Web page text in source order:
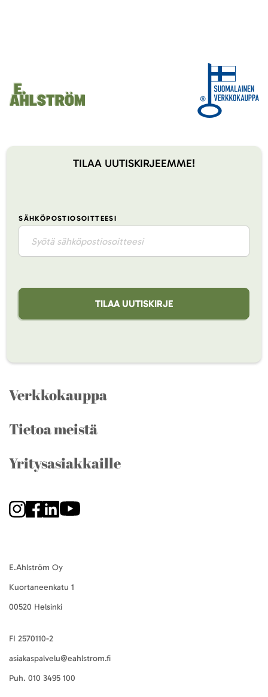
TILAA UUTISKIRJEEMME!
SÄHKÖPOSTIOSOITTEESI
TILAA UUTISKIRJE
Verkkokauppa
Tietoa meistä
Yritysasiakkaille
E.Ahlström Oy
Kuortaneenkatu 1
00520 Helsinki
FI 2570110-2
asiakaspalvelu@eahlstrom.fi
Puh. 010 3495 100